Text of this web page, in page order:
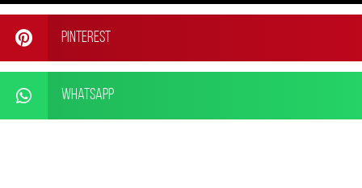
Pinterest
WhatsApp